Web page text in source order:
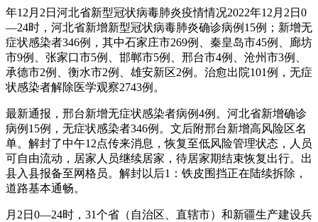
年12月2日河北省新型冠状病毒肺炎疫情情况2022年12月2日0
—24时，河北省新增新型冠状病毒肺炎确诊病例15例；新增无
症状感染者346例，其中石家庄市269例、秦皇岛市45例、廊坊
市9例、张家口市5例、邯郸市5例、邢台市4例、沧州市3例、
承德市2例、衡水市2例、雄安新区2例。治愈出院101例，无症
状感染者解除医学观察2743例。
最新通报，邢台新增无症状感染者病例4例。河北省新增确诊
病例15例，无症状感染者346例。文后附邢台新增高风险区名
单。解封了中午12点传来消息，恢复至低风险管理状态，人员
可自由流动，居家人员继续居家，待居家期结束恢复出行。出
县入县报备至网格员。解封以后1：铁皮围挡正在陆续拆除，
道路基本通畅。
月2日0—24时，31个省（自治区、直辖市）和新疆生产建设兵